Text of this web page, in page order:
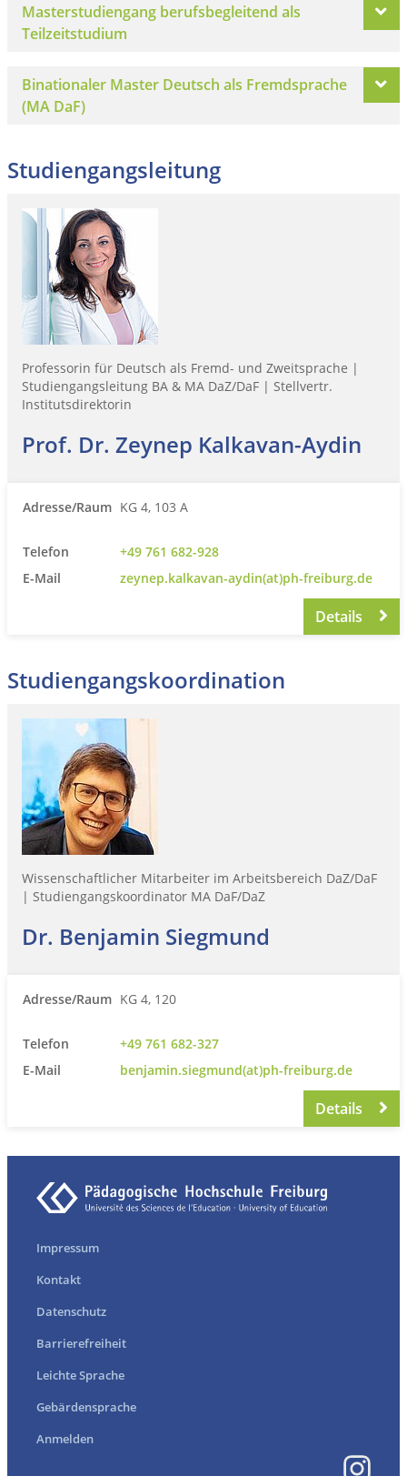
Masterstudiengang berufsbegleitend als
Teilzeitstudium
Binationaler Master Deutsch als Fremdsprache
(MA DaF)
Studiengangsleitung
Professorin für Deutsch als Fremd- und Zweitsprache |
Studiengangsleitung BA & MA DaZ/DaF | Stellvertr.
Institutsdirektorin
Prof. Dr. Zeynep Kalkavan-Aydin
Adresse/Raum KG 4, 103 A
Telefon
+49 761 682-928
E-Mail
zeynep.kalkavan-aydin(at)ph-freiburg.de
Details
Studiengangskoordination
Wissenschaftlicher Mitarbeiter im Arbeitsbereich DaZ/DaF
| Studiengangskoordinator MA DaF/DaZ
Dr. Benjamin Siegmund
Adresse/Raum KG 4, 120
Telefon
+49 761 682-327
E-Mail
benjamin.siegmund(at)ph-freiburg.de
Details
Impressum
Kontakt
Datenschutz
Barrierefreiheit
Leichte Sprache
Gebärdensprache
Anmelden